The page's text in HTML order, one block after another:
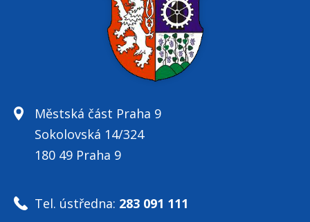
Městská část Praha 9
Sokolovská 14/324
180 49 Praha 9
Tel. ústředna: 283 091 111